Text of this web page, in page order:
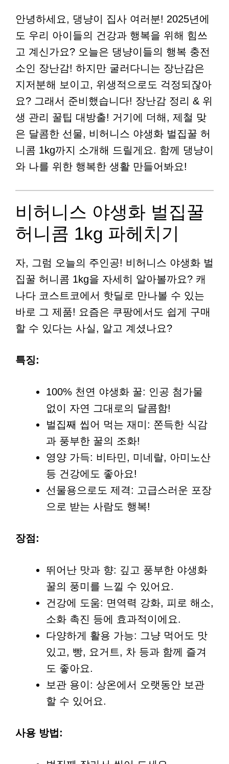
안녕하세요, 댕냥이 집사 여러분! 2025년에
도 우리 아이들의 건강과 행복을 위해 힘쓰
고 계신가요? 오늘은 댕냥이들의 행복 충전
소인 장난감! 하지만 굴러다니는 장난감은
지저분해 보이고, 위생적으로도 걱정되잖아
요? 그래서 준비했습니다! 장난감 정리 & 위
생 관리 꿀팁 대방출! 거기에 더해, 제철 맞
은 달콤한 선물, 비허니스 야생화 벌집꿀 허
니콤 1kg까지 소개해 드릴게요. 함께 댕냥이
와 나를 위한 행복한 생활 만들어봐요!
비허니스 야생화 벌집꿀
허니콤 1kg 파헤치기
자, 그럼 오늘의 주인공! 비허니스 야생화 벌
집꿀 허니콤 1kg을 자세히 알아볼까요? 캐
나다 코스트코에서 핫딜로 만나볼 수 있는
바로 그 제품! 요즘은 쿠팡에서도 쉽게 구매
할 수 있다는 사실, 알고 계셨나요?
특징:
100% 천연 야생화 꿀: 인공 첨가물
없이 자연 그대로의 달콤함!
벌집째 씹어 먹는 재미: 쫀득한 식감
과 풍부한 꿀의 조화!
영양 가득: 비타민, 미네랄, 아미노산
등 건강에도 좋아요!
선물용으로도 제격: 고급스러운 포장
으로 받는 사람도 행복!
장점:
뛰어난 맛과 향: 깊고 풍부한 야생화
꿀의 풍미를 느낄 수 있어요.
건강에 도움: 면역력 강화, 피로 해소,
소화 촉진 등에 효과적이에요.
다양하게 활용 가능: 그냥 먹어도 맛
있고, 빵, 요거트, 차 등과 함께 즐겨
도 좋아요.
보관 용이: 상온에서 오랫동안 보관
할 수 있어요.
사용 방법: